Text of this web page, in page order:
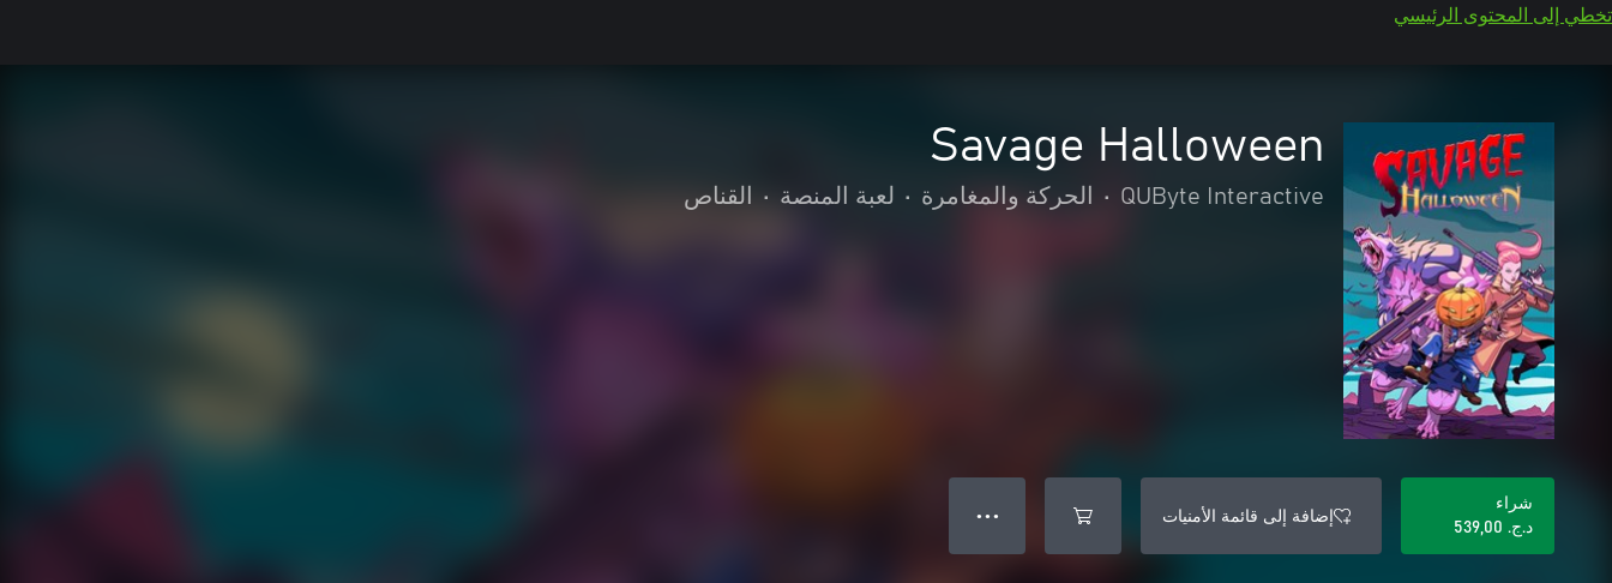
تخطي إلى المحتوى الرئيسي
Savage Halloween
QUByte Interactive
• الحركة والمغامرة • لعبة المنصة • القناص
شراء
د.ج.‏ 539,00
إضافة إلى قائمة الأمنيات ● ● ●